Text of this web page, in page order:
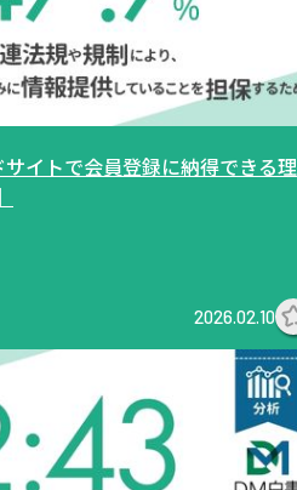
イトで会員登録に納得できる理
2026.02.10